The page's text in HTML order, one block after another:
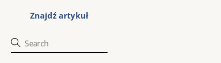
Znajdź artykuł